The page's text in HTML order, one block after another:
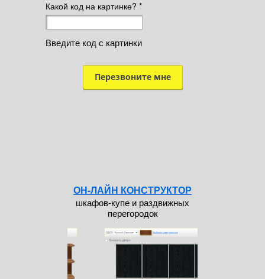
Какой код на картинке? *
Введите код с картинки
ОН-ЛАЙН КОНСТРУКТОР
шкафов-купе и раздвижных
перегородок